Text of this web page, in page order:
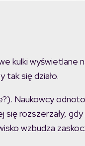
kulki wyświetlane
tak się działo.
Naukowcy
rozszerzały, gdy
wzbudza